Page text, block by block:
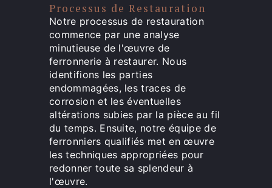
Processus de Restauration
Notre processus de restauration
commence par une analyse
minutieuse de l'œuvre de
ferronnerie à restaurer. Nous
identifions les parties
endommagées, les traces de
corrosion et les éventuelles
altérations subies par la pièce au fil
du temps. Ensuite, notre équipe de
ferronniers qualifiés met en œuvre
les techniques appropriées pour
redonner toute sa splendeur à
l'œuvre.